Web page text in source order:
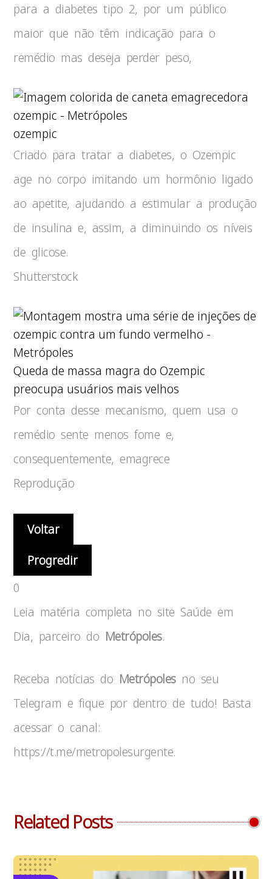
para a diabetes tipo 2, por um público
maior que não têm indicação para o
remédio mas deseja perder peso,
ozempic
Criado para tratar a diabetes, o Ozempic
age no corpo imitando um hormônio ligado
ao apetite, ajudando a estimular a produção
de insulina e, assim, a diminuindo os níveis
de glicose.
Shutterstock
Queda de massa magra do Ozempic
preocupa usuários mais velhos
Por conta desse mecanismo, quem usa o
remédio sente menos fome e,
consequentemente, emagrece
Reprodução
Voltar
Progredir
0
Leia matéria completa no site Saúde em
Dia, parceiro do Metrópoles.
Receba notícias do Metrópolesno seu
Telegram e fique por dentro de tudo! Basta
acessar o canal:
https://t.me/metropolesurgente.
Related Posts